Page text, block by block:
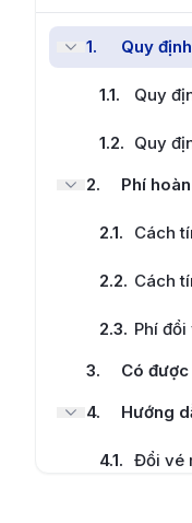
1. Quy
1.1. Quy
1.2. Quy
2. Phí
2.1. Cách
2.2. Cách
2.3. Phí
3.
Có
4. Hướng
4.1. Đổi vé